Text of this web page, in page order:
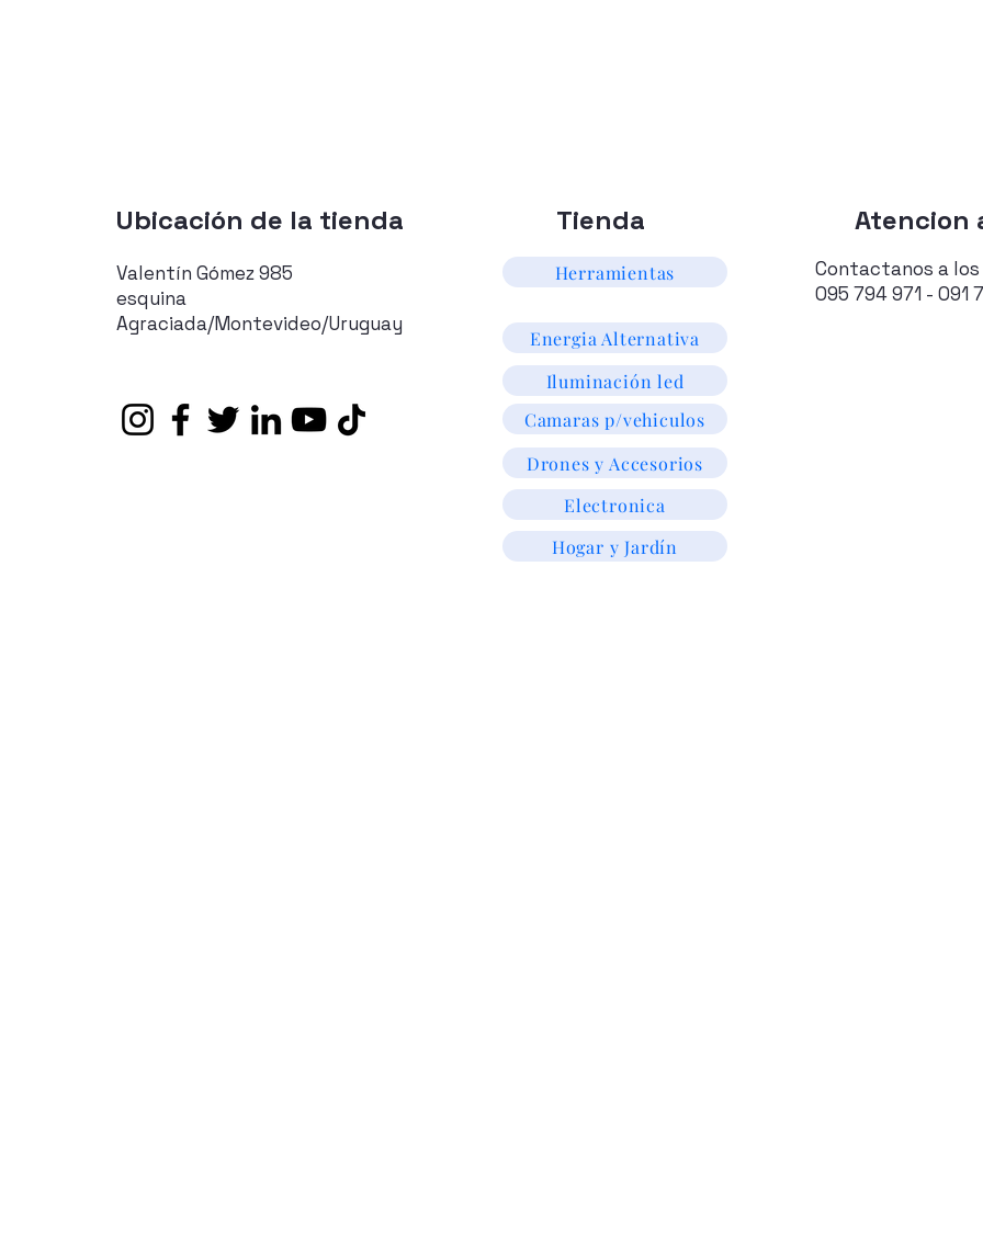
Ubicación de la tienda
Valentín Gómez 985
esquina
Agraciada/Montevideo/Uruguay
Tienda
Herramientas
Energia Alternativa
Atencion
Contactanos a los
095 794 971 - 091
Iluminación led
Camaras p/vehiculos
Drones y Accesorios
Electronica
Hogar y Jardín